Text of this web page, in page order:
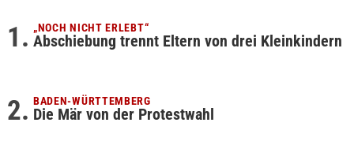
„NOCH NICHT ERLEBT“
Abschiebung trennt Eltern von drei Kleinkindern
BADEN-WÜRTTEMBERG
Die Mär von der Protestwahl